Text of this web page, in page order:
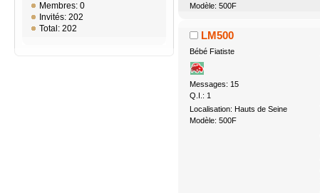
Membres: 0
Invités: 202
Total: 202
Modèle: 500F
LM500
Bébé Fiatiste
Messages: 15
Q.I.: 1
Localisation: Hauts de Seine
Modèle: 500F